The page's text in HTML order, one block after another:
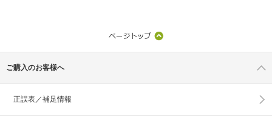
ご購入のお客様へ
正誤表／補足情報